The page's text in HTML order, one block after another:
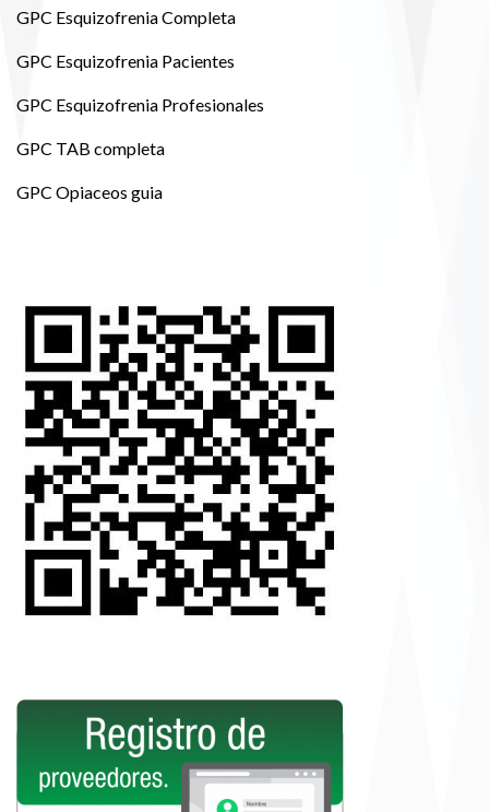
GPC Esquizofrenia Completa
GPC Esquizofrenia Pacientes
GPC Esquizofrenia Profesionales
GPC TAB completa
GPC Opiaceos guia